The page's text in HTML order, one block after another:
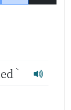
ˋ